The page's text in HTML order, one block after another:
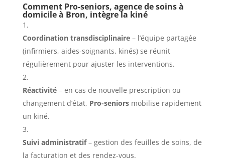
Comment Pro-seniors, agence de soins à
domicile à Bron, intègre la kiné
Coordination transdisciplinaire– l’équipe partagée
(infirmiers, aides-soignants, kinés) se réunit
régulièrement pour ajuster les interventions.
Réactivité– en cas de nouvelle prescription ou
changement d’état, Pro-seniorsmobilise rapidement
un kiné.
Suivi administratif– gestion des feuilles de soins, de
la facturation et des rendez-vous.